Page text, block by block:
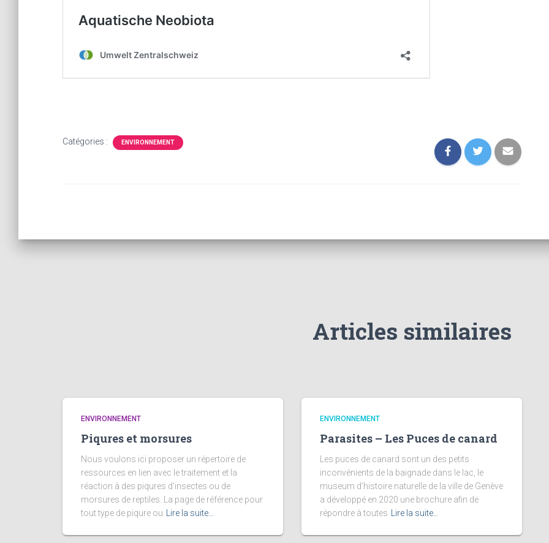
Catégories : ENVIRONNEMENT
Articles similaires
ENVIRONNEMENT
Piqures et morsures
Nous voulons ici proposer un répertoire de
ressources en lien avec le traitement et la
réaction à des piqures d’insectes ou de
morsures de reptiles. La page de référence pour
tout type de piqure ou
Lire la suite…
ENVIRONNEMENT
Parasites – Les Puces de canard
Les puces de canard sont un des petits
inconvénients de la baignade dans le lac, le
museum d’histoire naturelle de la ville de Genève
a développé en 2020 une brochure afin de
répondre à toutes
Lire la suite…